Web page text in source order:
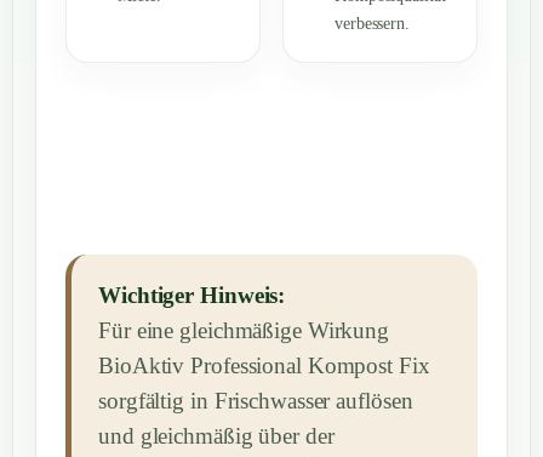
verbessern.
Wichtiger Hinweis:
Für eine gleichmäßige Wirkung
BioAktiv Professional Kompost Fix
sorgfältig in Frischwasser auflösen
und gleichmäßig über der